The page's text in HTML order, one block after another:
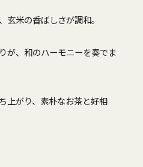
米の香ばしさが調和。
が、和のハーモニーを奏でま
上がり、素朴なお茶と好相